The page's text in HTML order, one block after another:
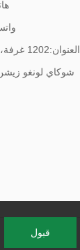
شوكاي لونغو
قبول